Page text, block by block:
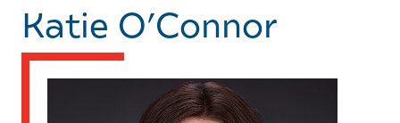
Katie O’Connor